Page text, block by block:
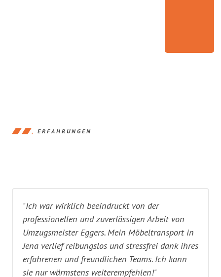
ERFAHRUNGEN
"Ich war wirklich beeindruckt von der
professionellen und zuverlässigen Arbeit von
Umzugsmeister Eggers. Mein Möbeltransport in
Jena verlief reibungslos und stressfrei dank ihres
erfahrenen und freundlichen Teams. Ich kann
sie nur wärmstens weiterempfehlen!"